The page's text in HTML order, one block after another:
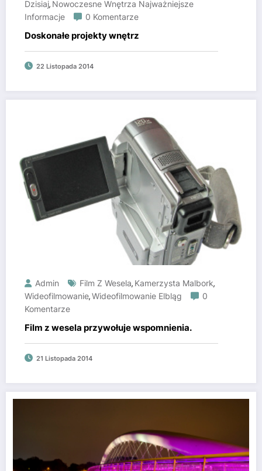
Dzisiaj, Nowoczesne Wnętrza Najważniejsze
Informacje
0 Komentarze
Doskonałe projekty wnętrz
22 Listopada 2014
Admin Film Z Wesela, Kamerzysta Malbork,
Wideofilmowanie,Wideofilmowanie Elbląg
0
Komentarze
Film z wesela przywołuje wspomnienia.
21 Listopada 2014